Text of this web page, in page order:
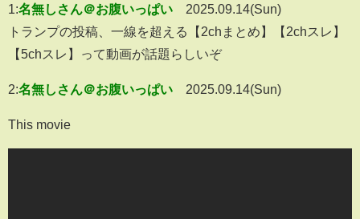
1:名無しさん＠お腹いっぱい
2025.09.14(Sun)
トランプの投稿、一線を超える【2chまとめ】【2chスレ】
【5chスレ】って動画が話題らしいぞ
2:名無しさん＠お腹いっぱい 2025.09.14(Sun)
This movie